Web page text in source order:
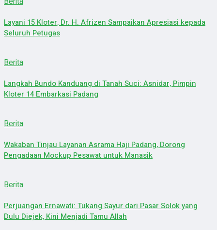
Layani 15 Kloter, Dr. H. Afrizen Sampaikan Apresiasi kepada
Seluruh Petugas
Berita
Langkah Bundo Kanduang di Tanah Suci: Asnidar, Pimpin
Kloter 14 Embarkasi Padang
Berita
Wakaban Tinjau Layanan Asrama Haji Padang, Dorong
Pengadaan Mockup Pesawat untuk Manasik
Berita
Perjuangan Ernawati: Tukang Sayur dari Pasar Solok yang
Dulu Diejek, Kini Menjadi Tamu Allah